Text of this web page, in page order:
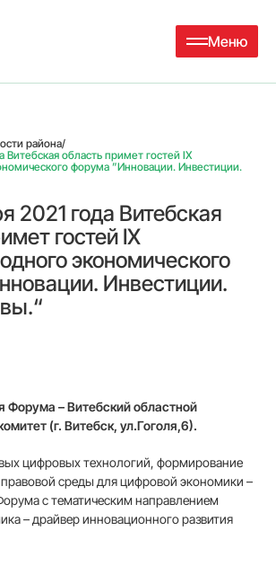
Меню
района/
Витебская область примет гостей IX
форума ”Инновации. Инвестиции.
2021 года Витебская
гостей IX
экономического
Инвестиции.
Форума – Витебский областной
(г. Витебск, ул.Гоголя,6).
цифровых технологий, формирование
среды для цифровой экономики –
с тематическим направлением
– драйвер инновационного развития